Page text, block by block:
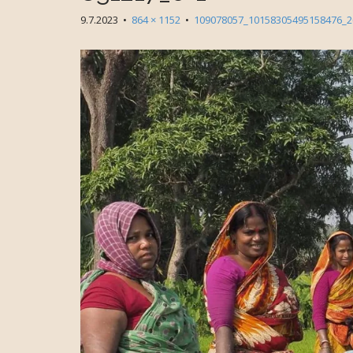
9.7.2023 • 864 × 1152 •